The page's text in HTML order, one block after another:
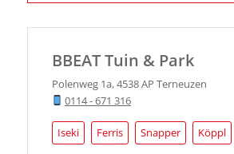
BBEAT Tuin & Park
Polenweg 1a,4538 AP Terneuzen
0114 - 671 316
Iseki Ferris Snapper Köppl